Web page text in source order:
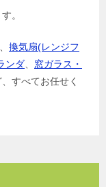
。
、 換気扇(レンジフ
ンダ、 窓ガラス・
すべてお任せく